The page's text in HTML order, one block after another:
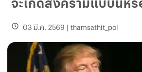
03 มี.ค. 2569 | thamsathit_pol